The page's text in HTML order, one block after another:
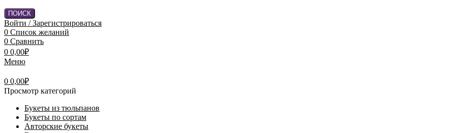
ПОИСК
Войти / Зарегистрироваться
0 Список желаний
0 Сравнить
0 0,00₽
Меню
0 0,00₽
Просмотр категорий
Букеты из тюльпанов
Букеты по сортам
Авторские букеты